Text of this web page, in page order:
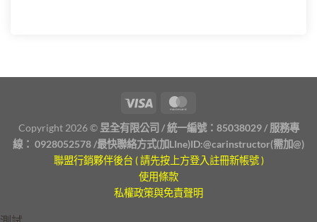
Copyright 2026 © 昱全有限公司 / 統一編號：85038029 / 服務專
線： 0928052578/最快聯絡方式(加LIne)ID:@carinstructor(需加@)
聯盟行銷夥伴後台 ( 請先按上方登入註冊新帳號 )
使用條款
私權政策與免責聲明